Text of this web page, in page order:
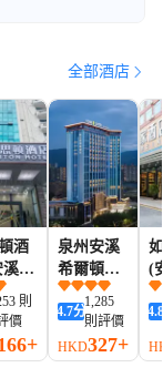
全部酒店
酒
縣
)
則
價
泉州安溪
希爾頓惠
庭酒店
4.7分
1,285
則評價
HKD327+
(
4.8